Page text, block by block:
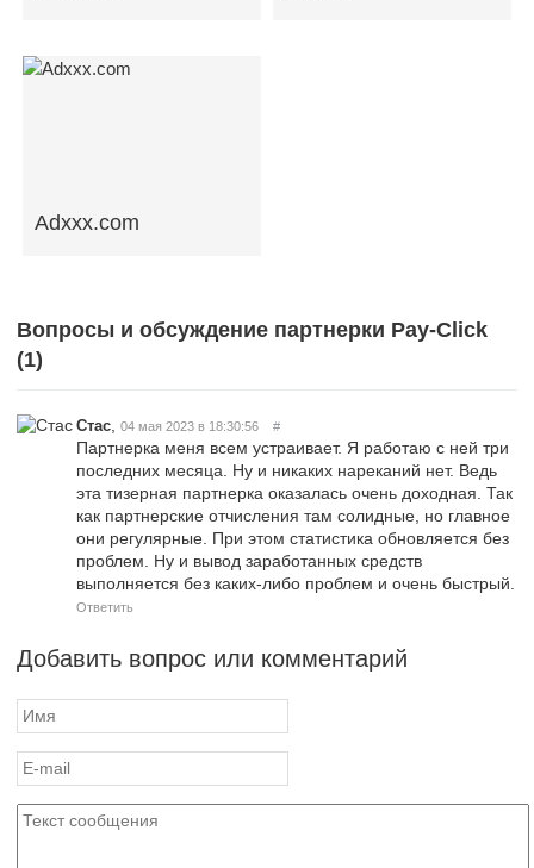
Adxxx.com
Вопросы и обсуждение партнерки Pay-Click
(1)
Стас 04 мая 2023 в 18:30:56 #
Партнерка меня всем устраивает. Я работаю с ней три
последних месяца. Ну и никаких нареканий нет. Ведь
эта тизерная партнерка оказалась очень доходная. Так
как партнерские отчисления там солидные, но главное
они регулярные. При этом статистика обновляется без
проблем. Ну и вывод заработанных средств
выполняется без каких-либо проблем и очень быстрый.
Ответить
Добавить вопрос или комментарий